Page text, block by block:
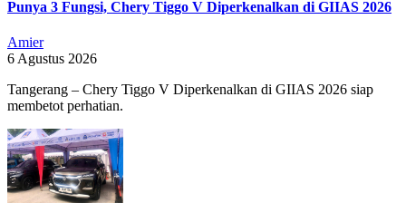
Punya 3 Fungsi, Chery Tiggo V Diperkenalkan di GIIAS 2026
Amier
6 Agustus 2026
Tangerang – Chery Tiggo V Diperkenalkan di GIIAS 2026 siap
membetot perhatian.